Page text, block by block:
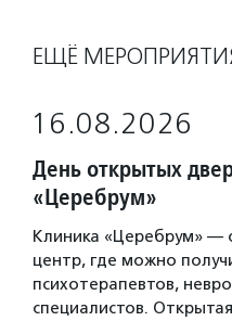
ЕЩЁ
16.08.2026
День открытых
«Церебрум»
Клиника «Церебрум» —
центр, где можно
психотерапевтов,
специалистов.